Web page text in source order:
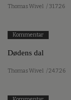
Thomas Wivel / 31.7.26
Kommentar
Dødens dal
Thomas Wivel / 24.7.26